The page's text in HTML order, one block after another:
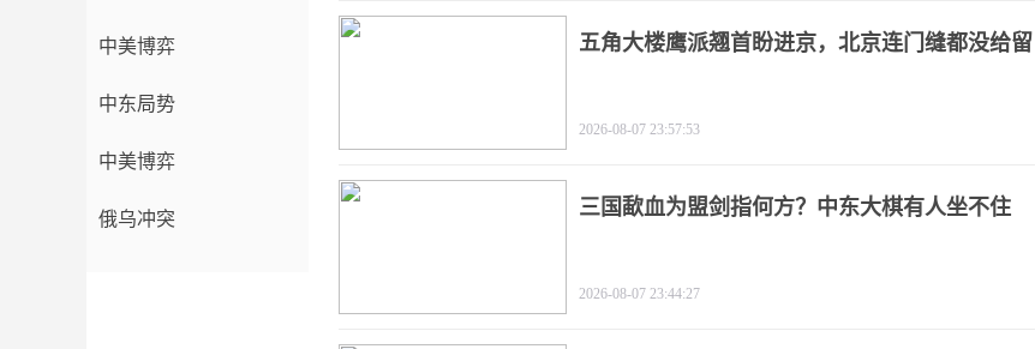
中美博弈
中东局势
中美博弈
俄乌冲突
五角大楼鹰派翘首盼进京，北京连门缝都没给留
2026-08-07 23:57:53
三国歃血为盟剑指何方？中东大棋有人坐不住
2026-08-07 23:44:27